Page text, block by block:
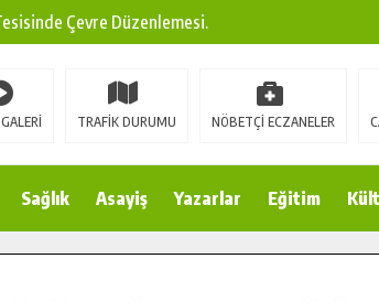
Çevre Düzenlemesi.
Tarımına Katkı Sağlayacak.
Keşfetti.
TRAFİK DURUMU NÖBETÇİ ECZANELER
Sağlık Asayiş Yazarlar Eğitim